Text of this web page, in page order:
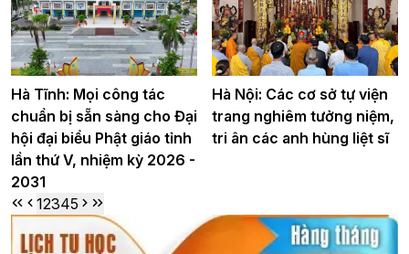
Hà Tĩnh: Mọi công tác
chuẩn bị sẵn sàng cho Đại
hội đại biểu Phật giáo tỉnh
lần thứ V, nhiệm kỳ 2026 -
2031
Hà Nội: Các cơ sở tự viện
trang nghiêm tưởng niệm,
tri ân các anh hùng liệt sĩ
12345